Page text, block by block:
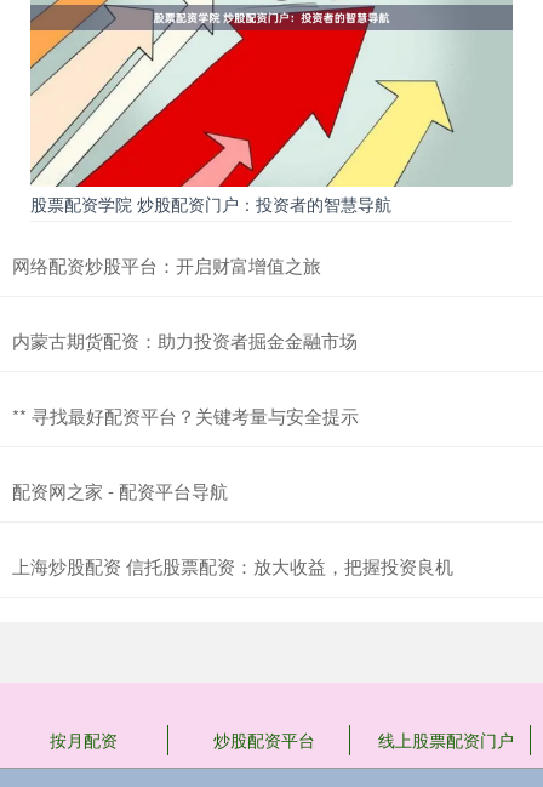
股票配资学院 炒股配资门户：投资者的智慧导航
网络配资炒股平台：开启财富增值之旅
内蒙古期货配资：助力投资者掘金金融市场
** 寻找最好配资平台？关键考量与安全提示
配资网之家 - 配资平台导航
上海炒股配资 信托股票配资：放大收益，把握投资良机
按月配资 炒股配资平台 线上股票配资门户